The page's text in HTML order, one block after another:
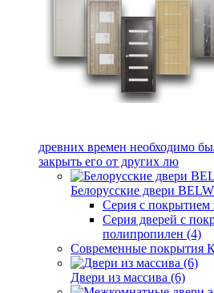
древних времен необходимо
закрыть его от других лю
Белорусские двери
Серия с
Серия дверей с
полипропилен (4)
Современные покрытия
Двери из массива (6)